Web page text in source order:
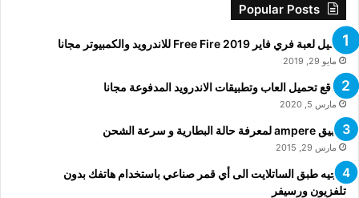
Popular Posts
تحميل لعبة فري فاير Free Fire 2019 للاندرويد والكمبيوتر مجانا
مايو 29, 2019
مواقع تحميل العاب وتطبيقات الاندرويد المدفوعة مجانا
مارس 5, 2020
تطبيق ampere لمعرفة حالة البطارية و سرعة الشحن
مارس 29, 2015
توجيه طبق الساتلايت الى أي قمر صناعي باستخدام هاتفك بدون
تلفزيون ورسيفر